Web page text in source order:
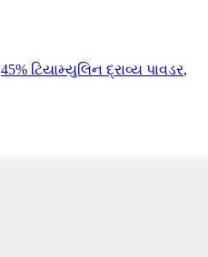
45% ટિયામ્યુલિન દ્રાવ્ય પાવડર,